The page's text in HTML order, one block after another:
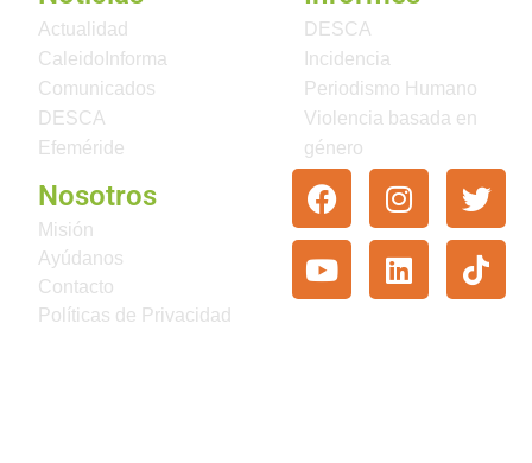
Actualidad
CaleidoInforma
Comunicados
DESCA
Efeméride
DESCA
Incidencia
Periodismo Humano
Violencia basada en
género
Nosotros
Misión
Ayúdanos
Contacto
Políticas de Privacidad